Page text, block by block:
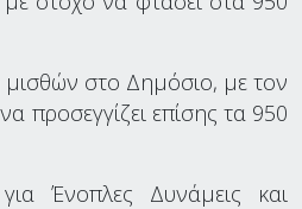
μισθών στο Δημόσιο, με τον
προσεγγίζει επίσης τα 950
Ένοπλες Δυνάμεις και